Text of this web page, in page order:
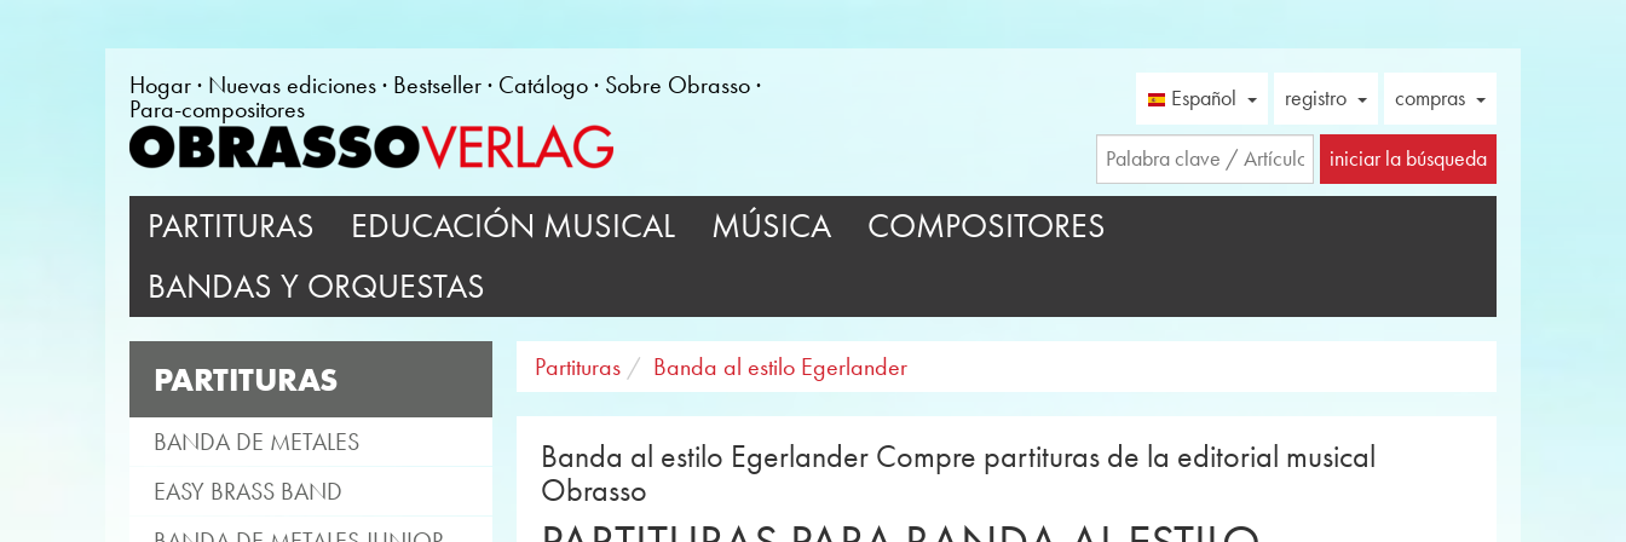
Hogar Nuevas ediciones Bestseller Catálogo
Sobre Obrasso
Para-compositores
Español registro compras
iniciar la búsqueda
PARTITURAS EDUCACIÓN MUSICAL MÚSICA
COMPOSITORES
BANDAS Y ORQUESTAS
PARTITURAS
BANDA DE METALES
EASY BRASS BAND
Partituras Banda al estilo Egerlander
Banda al estilo Egerlander Compre partituras de la editorial musical
Obrasso